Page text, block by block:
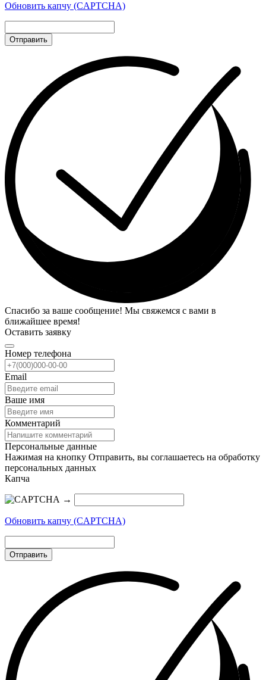
Обновить капчу (CAPTCHA)
Отправить
Спасибо за ваше сообщение! Мы свяжемся с вами в
ближайшее время!
Оставить заявку
Номер телефона
Email
Ваше имя
Комментарий
Персональные данные
Нажимая на кнопку Отправить, вы соглашаетесь на обработку
персональных данных
Капча
→
Обновить капчу (CAPTCHA)
Отправить